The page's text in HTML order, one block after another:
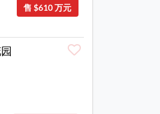
售 $610 万元